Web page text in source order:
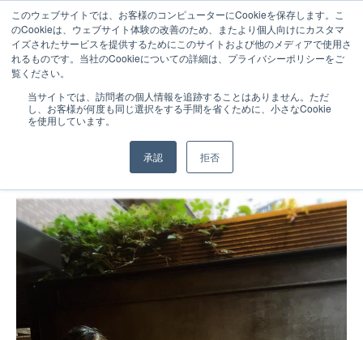
このウェブサイトでは、お客様のコンピューターにCookieを保存します。こ
のCookieは、ウェブサイト体験の改善のため、またより個人向けにカスタマ
イズされたサービスを提供するためにこのサイトおよび他のメディアで使用さ
れるものです。当社のCookieについての詳細は、プライバシーポリシーをご
覧ください。
当サイトでは、訪問者の個人情報を追跡することはありません。ただ
し、お客様が何度も同じ選択をする手間を省くために、小さなCookie
を使用しています。
承認 拒否
【CEOブログ】浅草での２日間